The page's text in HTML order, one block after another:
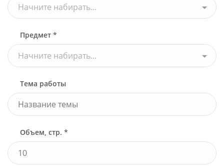
Начните набирать...
Предмет *
Начните набирать...
Тема работы
Объем, стр. *